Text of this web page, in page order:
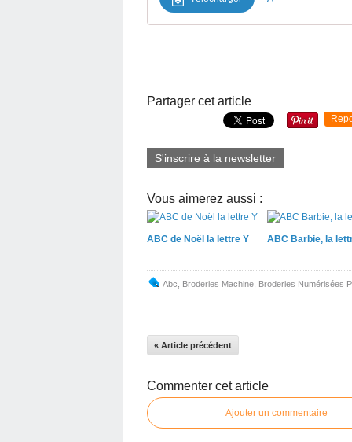
Partager cet article
S'inscrire à la newsletter
Vous aimerez aussi :
ABC de Noël la lettre Y ABC Barbie, la
Abc Broderies Machine Broderies Numérisées
« Article précédent
Commenter cet article
Ajouter un commentaire